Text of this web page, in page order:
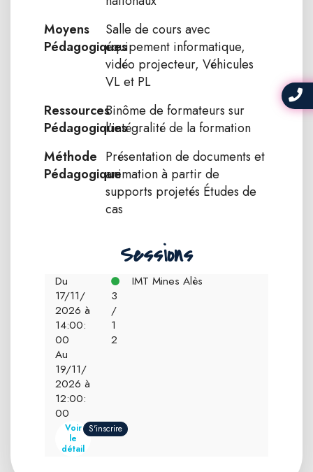
Moyens
Pédagogiques
Salle de cours avec
équipement informatique,
vidéo projecteur, Véhicules
VL et PL
Ressources
Pédagogiques
Binôme de formateurs sur
l'intégralité de la formation
Méthode
Pédagogique
Présentation de documents et
animation à partir de
supports projetés Études de
cas
Sessions
Du
17/11/
2026 à
14:00:
00
Au
19/11/
2026 à
12:00:
00
3
/
1
2
IMT Mines Alès
Voir
le
détail
S'inscrire